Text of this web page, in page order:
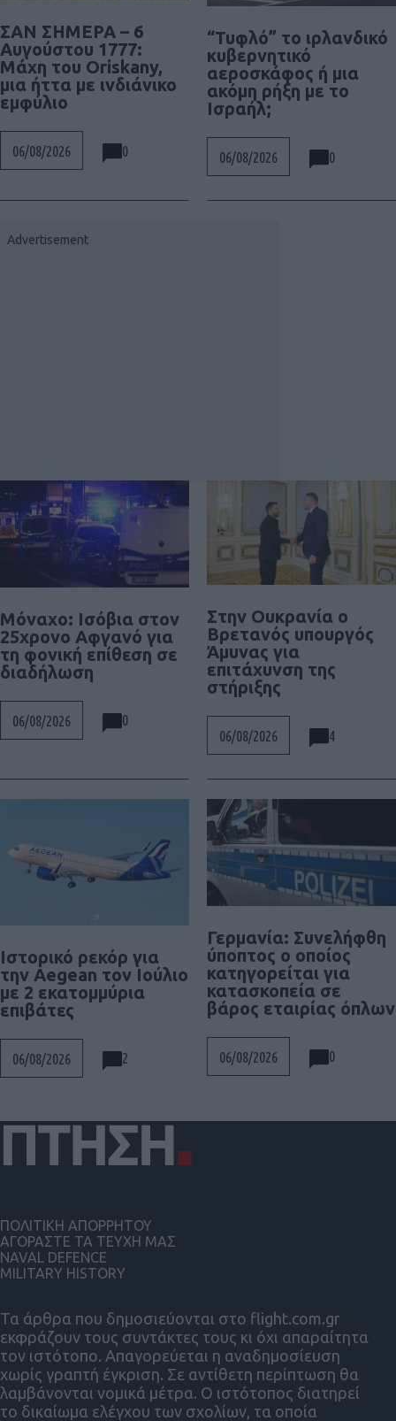
ΣΑΝ ΣΗΜΕΡΑ – 6
Αυγούστου 1777:
Μάχη του Oriskany,
μια ήττα με ινδιάνικο
εμφύλιο
06/08/2026 0
“Τυφλό” το ιρλανδικό
κυβερνητικό
αεροσκάφος ή μια
ακόμη ρήξη με το
Ισραήλ;
06/08/2026 0
Μόναχο: Ισόβια στον
25χρονο Αφγανό για
τη φονική επίθεση σε
διαδήλωση
06/08/2026 0
Στην Ουκρανία ο
Βρετανός υπουργός
Άμυνας για
επιτάχυνση της
στήριξης
06/08/2026 4
Ιστορικό ρεκόρ για
την Aegean τον Ιούλιο
με 2 εκατομμύρια
επιβάτες
06/08/2026 2
Γερμανία: Συνελήφθη
ύποπτος ο οποίος
κατηγορείται για
κατασκοπεία σε
βάρος εταιρίας όπλων
06/08/2026 0
Τα άρθρα που δημοσιεύονται στο flight.com.gr
εκφράζουν τους συντάκτες τους κι όχι απαραίτητα
τον ιστότοπο. Απαγορεύεται η αναδημοσίευση
χωρίς γραπτή έγκριση. Σε αντίθετη περίπτωση θα
λαμβάνονται νομικά μέτρα. Ο ιστότοπος διατηρεί
το δικαίωμα ελέγχου των σχολίων, τα οποία
ΠΟΛΙΤΙΚΗ ΑΠΟΡΡΗΤΟΥ
ΑΓΟΡΑΣΤΕ ΤΑ ΤΕΥΧΗ ΜΑΣ
NAVAL DEFENCE
MILITARY HISTORY